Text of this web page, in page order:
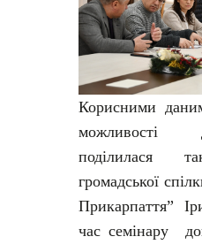
Корисними
можливості
поділилася
громадської
Прикарпаття”
час семінару